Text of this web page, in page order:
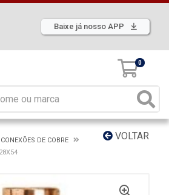
Baixe já nosso APP
0
VOLTAR
CONEXÕES DE COBRE